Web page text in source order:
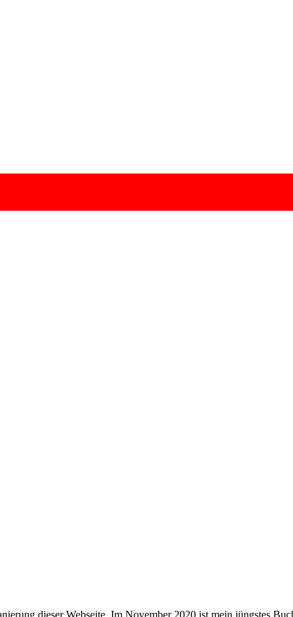
dieser Webseite. Im November 2020 ist mein jüngstes